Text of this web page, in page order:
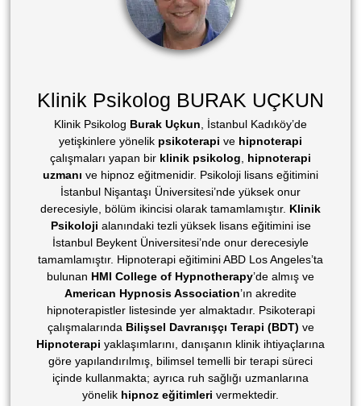
Klinik Psikolog BURAK UÇKUN
Klinik Psikolog Burak Uçkun, İstanbul Kadıköy’de
yetişkinlere yönelik psikoterapi ve hipnoterapi
çalışmaları yapan bir klinik psikolog, hipnoterapi
uzmanı ve hipnoz eğitmenidir. Psikoloji lisans eğitimini
İstanbul Nişantaşı Üniversitesi’nde yüksek onur
derecesiyle, bölüm ikincisi olarak tamamlamıştır. Klinik
Psikoloji alanındaki tezli yüksek lisans eğitimini ise
İstanbul Beykent Üniversitesi’nde onur derecesiyle
tamamlamıştır. Hipnoterapi eğitimini ABD Los Angeles’ta
bulunan HMI College of Hypnotherapy’de almış ve
American Hypnosis Association’ın akredite
hipnoterapistler listesinde yer almaktadır. Psikoterapi
çalışmalarında Bilişsel Davranışçı Terapi (BDT) ve
Hipnoterapi yaklaşımlarını, danışanın klinik ihtiyaçlarına
göre yapılandırılmış, bilimsel temelli bir terapi süreci
içinde kullanmakta; ayrıca ruh sağlığı uzmanlarına
yönelik hipnoz eğitimleri vermektedir.